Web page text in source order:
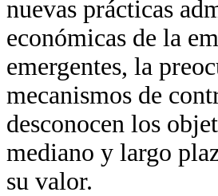
nuevas prácticas
económicas de la
emergentes, la
mecanismos de
desconocen los
mediano y largo
su valor.